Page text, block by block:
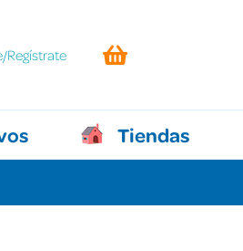
Regístrate
Tiendas